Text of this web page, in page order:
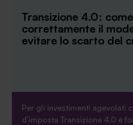
Transizione 4.0:
correttamente il
evitare lo scarto del
Per gli investimenti agevolati
d’imposta Transizione 4.0 è